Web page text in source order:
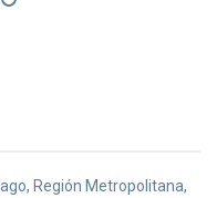
Región Metropolitana,